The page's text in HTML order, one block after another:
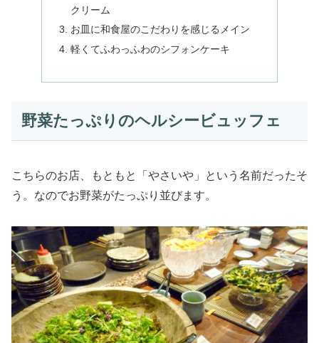
クリーム
お皿に和食屋のこだわりを感じるメイン
軽くてふわっふわのシフォンケーキ
野菜たっぷりのヘルシービュッフェ
こちらのお店、もともと「やさいや」という名前だったそ
う。なのでお野菜がたっぷり並びます。